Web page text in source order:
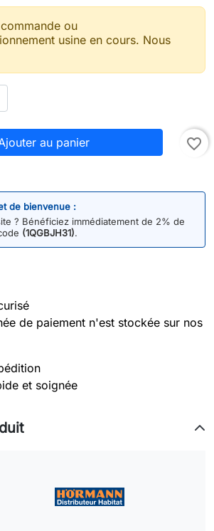
ou
usine en cours. Nous
au panier favorite_border
de bienvenue :
? Bénéficiez immédiatement de 2% de
(1QGBJH31).
de paiement n'est stockée sur nos
et soignée